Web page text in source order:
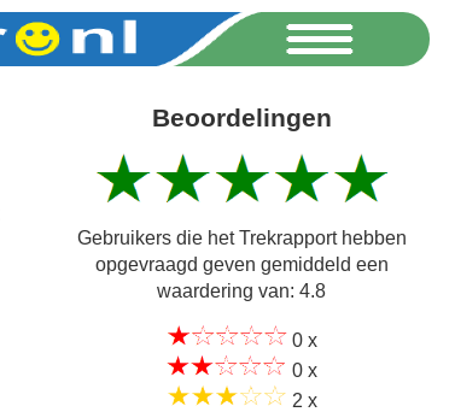
Beoordelingen
Gebruikers die het Trekrapport hebben
opgevraagd geven gemiddeld een
waardering van: 4.8
0 x
0 x
2 x